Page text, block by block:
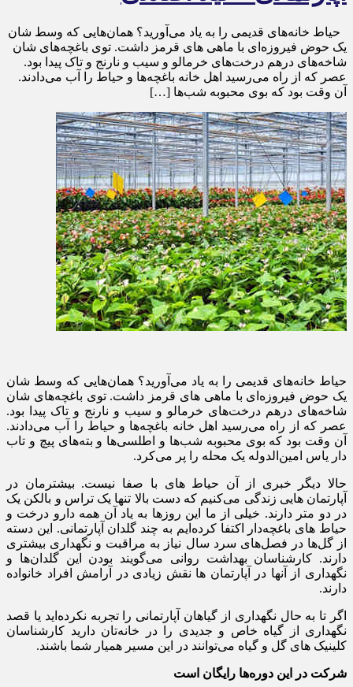
حیاط خانه‌های قدیمی را به یاد می‌آورید؟ همان‌هایی که وسط شان
یک حوض فیروزه‌ای با ماهی های قرمز داشت. توی باغچه‌های شان
شاخه‌های درهم درخت‌های خرمالو و سیب و نارنج و تاک پیدا بود.
عصر که از راه می‌رسید اهل خانه باغچه‌ها و حیاط را آب می‌دادند.
آن وقت بود که بوی محبوبه شب‌ها […]
حیاط خانه‌های قدیمی را به یاد می‌آورید؟ همان‌هایی که وسط شان
یک حوض فیروزه‌ای با ماهی های قرمز داشت. توی باغچه‌های شان
شاخه‌های درهم درخت‌های خرمالو و سیب و نارنج و تاک پیدا بود.
عصر که از راه می‌رسید اهل خانه باغچه‌ها و حیاط را آب می‌دادند.
آن وقت بود که بوی محبوبه شب‌ها و اطلسی‌ها و بته‌های پیچ و تاب
دار یاس امین‌الدوله یک محله را پر می‌کرد.
حالا دیگر خبری از آن حیاط های با صفا نیست. بیشترمان در
آپارتمان هایی زندگی می‌کنیم که دست بالا تنها یک تراس و بالکن یک
در دو متر دارند. خیلی از ما این روزها به یاد آن همه دارو درخت و
حیاط های باغچه‌دار اکتفا کرده‌ایم به چند گلدان آپارتمانی. این دسته
از گل‌ها در فصل‌های سرد سال نیاز به مراقبت و نگهداری بیشتری
دارند. کارشناسان بهداشت روانی می‌گویند بودن این گلدان‌ها و
نگهداری از آنها در آپارتمان ها نقش زیادی در آرامش افراد خانواده
دارند.
اگر تا به حال نگهداری از گیاهان آپارتمانی را تجربه نکرده‌اید یا قصد
نگهداری از گیاه خاص و جدیدی را در خانه‌تان دارید کارشناسان
کلینیک های گل و گیاه می‌توانند در این مسیر همیار شما باشند.
شرکت در این دوره‌ها رایگان است